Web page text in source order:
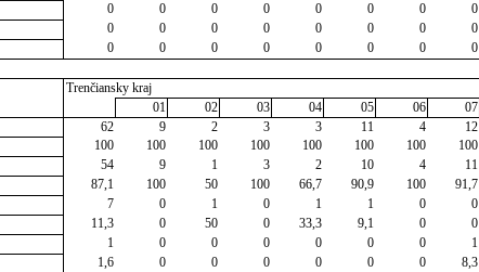
0 0 0 0 0 0 0 0
0 0 0 0 0 0 0 0
0 0 0 0 0 0 0 0
Trenčiansky kraj
01
02 03 04 05 06 07
62 9 2 3 3 11 4 12
100 100 100 100 100 100 100 100
54 9 1 3 2 10 4 11
87,1 100 50 100 66,7 90,9 100 91,7
7 0 1 0 1 1 0 0
11,3 0 50 0 33,3 9,1 0 0
1 0 0 0 0 0 0 1
1,6 0 0 0 0 0 0 8,3